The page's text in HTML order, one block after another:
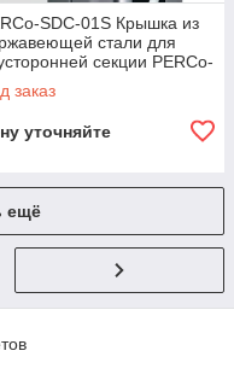
SDС-01S Крышка из
стали для
секции PERCo-
01
заказ
уточняйте
ещё